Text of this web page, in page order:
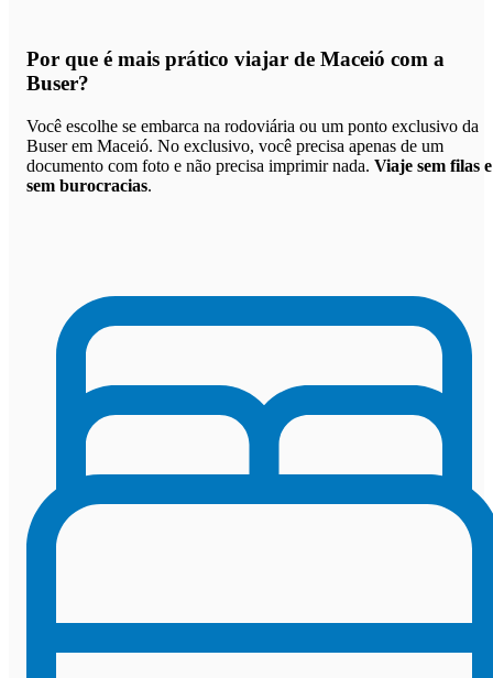
Por que é mais prático viajar de Maceió com a
Buser?
Você escolhe se embarca na rodoviária ou um ponto exclusivo da
Buser em Maceió. No exclusivo, você precisa apenas de um
documento com foto e não precisa imprimir nada. Viaje sem filas e
sem burocracias.